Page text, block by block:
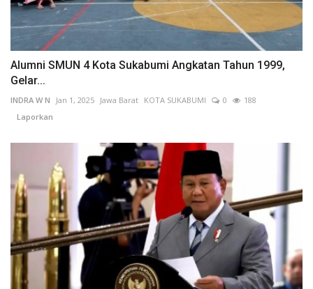
Alumni SMUN 4 Kota Sukabumi Angkatan Tahun 1999,
Gelar...
INDRA W N Jan 1, 2025 Jawa Barat KOTA SUKABUMI 0
188
Laporkan